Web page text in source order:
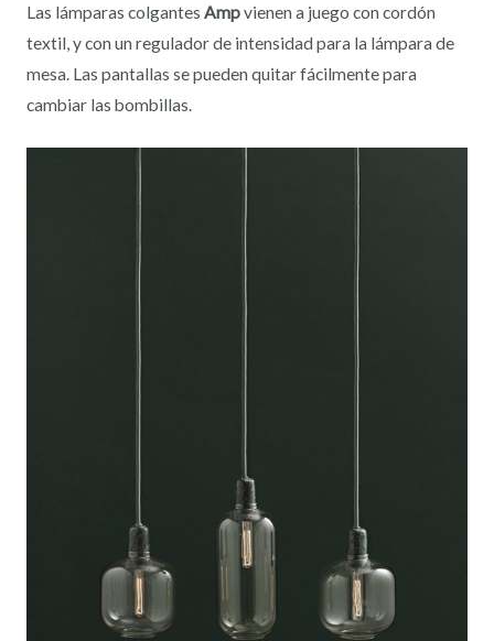
Las lámparas colgantes Ampvienen a juego con cordón
textil, y con un regulador de intensidad para la lámpara de
mesa. Las pantallas se pueden quitar fácilmente para
cambiar las bombillas.